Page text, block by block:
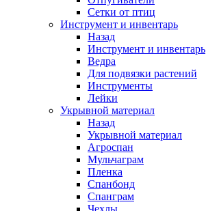
Сетки от птиц
Инструмент и инвентарь
Назад
Инструмент и инвентарь
Ведра
Для подвязки растений
Инструменты
Лейки
Укрывной материал
Назад
Укрывной материал
Агроспан
Мульчаграм
Пленка
Спанбонд
Спанграм
Чехлы